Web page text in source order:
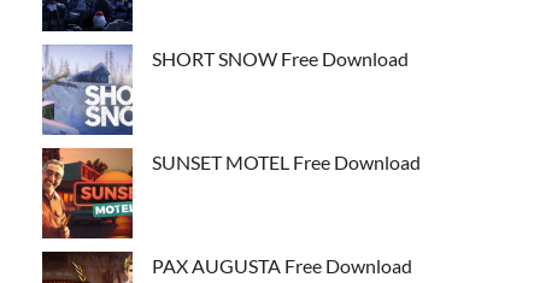
SHORT SNOW Free Download
SUNSET MOTEL Free Download
PAX AUGUSTA Free Download